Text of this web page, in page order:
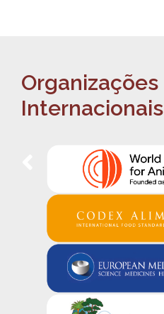
Organizações
Internacionais